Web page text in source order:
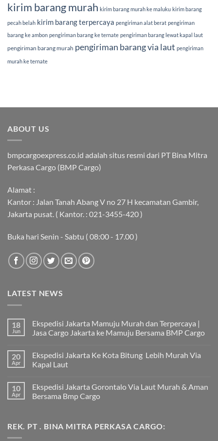
kirim barang murah kirim barang murah ke maluku kirim barang
pecah belah kirim barang terpercaya pengiriman alat berat pengiriman
barang ke ambon pengiriman barang ke ternate pengiriman barang lewat kapal laut
pengiriman barang murah pengiriman barang via laut pengiriman
murah ke ternate
ABOUT US
bmpcargoexpress.co.id adalah situs resmi dari PT Bina Mitra
Perkasa Cargo (BMP Cargo)
Alamat :
Kantor : Jalan Tanah Abang V no 27 H kecamatan Gambir,
Jakarta pusat. ( Kantor. : 021-3455-420 )
Buka hari Senin - Sabtu ( 08:00 - 17.00 )
LATEST NEWS
18
Jun
Ekspedisi Jakarta Mamuju Murah dan Terpercaya |
Jasa Cargo Jakarta ke Mamuju Bersama BMP Cargo
komentar
pada
Ekspedisi
Murah
dan
Terpercaya
Jakarta
ke
20
Apr
Ekspedisi Jakarta Ke Kota Bitung Lebih Murah Via
Kapal Laut
komentar
pada
Ekspedisi
Bitung
Lebih
10
Apr
Ekspedisi Jakarta Gorontalo Via Laut Murah & Aman
Bersama Bmp Cargo
pada
Ekspedisi
REK. PT . BINA MITRA PERKASA CARGO: